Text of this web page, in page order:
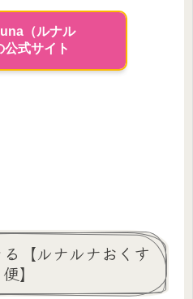
（ルナル
公式サイト
【ルナルナおくす
】